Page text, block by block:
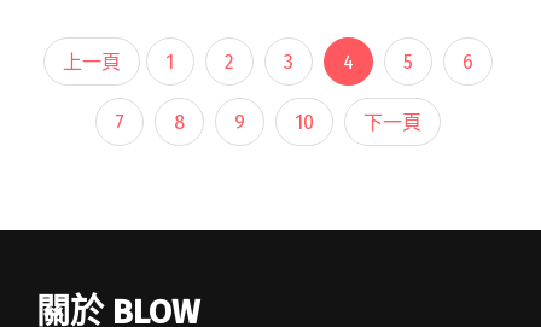
奇林、剃刀蔣獻「紅龜粿」預祝專輯大賣"
上一頁 1 2 3 4 5 6
7 8 9 10 下一頁
關於 BLOW